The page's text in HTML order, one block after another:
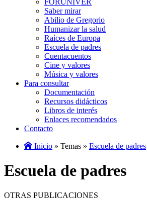
FORUNIVER
Saber mirar
Abilio de Gregorio
Humanizar la salud
Raíces de Europa
Escuela de padres
Cuentacuentos
Cine y valores
Música y valores
Para consultar
Documentación
Recursos didácticos
Libros de interés
Enlaces recomendados
Contacto
Inicio » Temas » Escuela de padres
Escuela de padres
OTRAS PUBLICACIONES